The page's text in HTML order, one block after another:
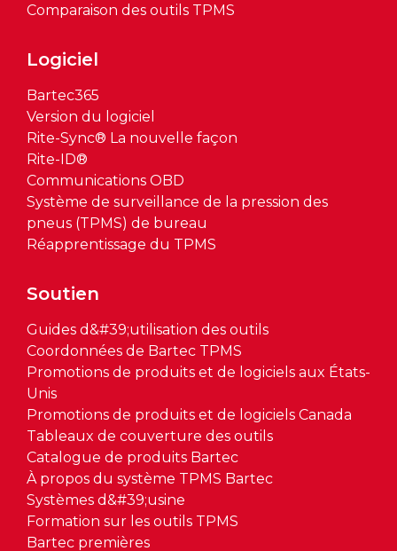
Comparaison des outils TPMS
Logiciel
Bartec365
Version du logiciel
Rite-Sync® La nouvelle façon
Rite-ID®
Communications OBD
Système de surveillance de la pression des
pneus (TPMS) de bureau
Réapprentissage du TPMS
Soutien
Guides d&#39;utilisation des outils
Coordonnées de Bartec TPMS
Promotions de produits et de logiciels aux États-
Unis
Promotions de produits et de logiciels Canada
Tableaux de couverture des outils
Catalogue de produits Bartec
À propos du système TPMS Bartec
Systèmes d&#39;usine
Formation sur les outils TPMS
Bartec premières